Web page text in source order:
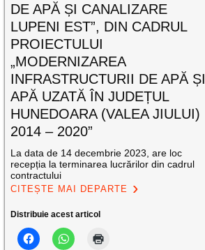
DE APĂ ȘI CANALIZARE
LUPENI EST”, DIN CADRUL
PROIECTULUI
„MODERNIZAREA
INFRASTRUCTURII DE APĂ ȘI
APĂ UZATĂ ÎN JUDEȚUL
HUNEDOARA (VALEA JIULUI)
2014 – 2020”
La data de 14 decembrie 2023, are loc
recepția la terminarea lucrărilor din cadrul
contractului
CITEȘTE MAI DEPARTE
Distribuie acest articol